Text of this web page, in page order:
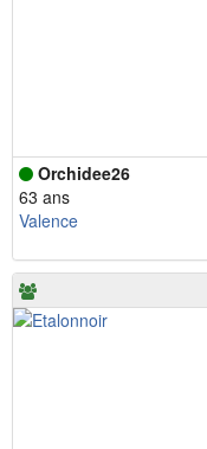
Orchidee26
63 ans
Valence